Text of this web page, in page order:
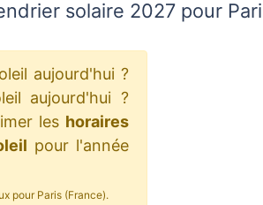
solaire 2027 pour
aujourd'hui ?
aujourd'hui ?
les horaires
pour l'année
pour Paris (France).